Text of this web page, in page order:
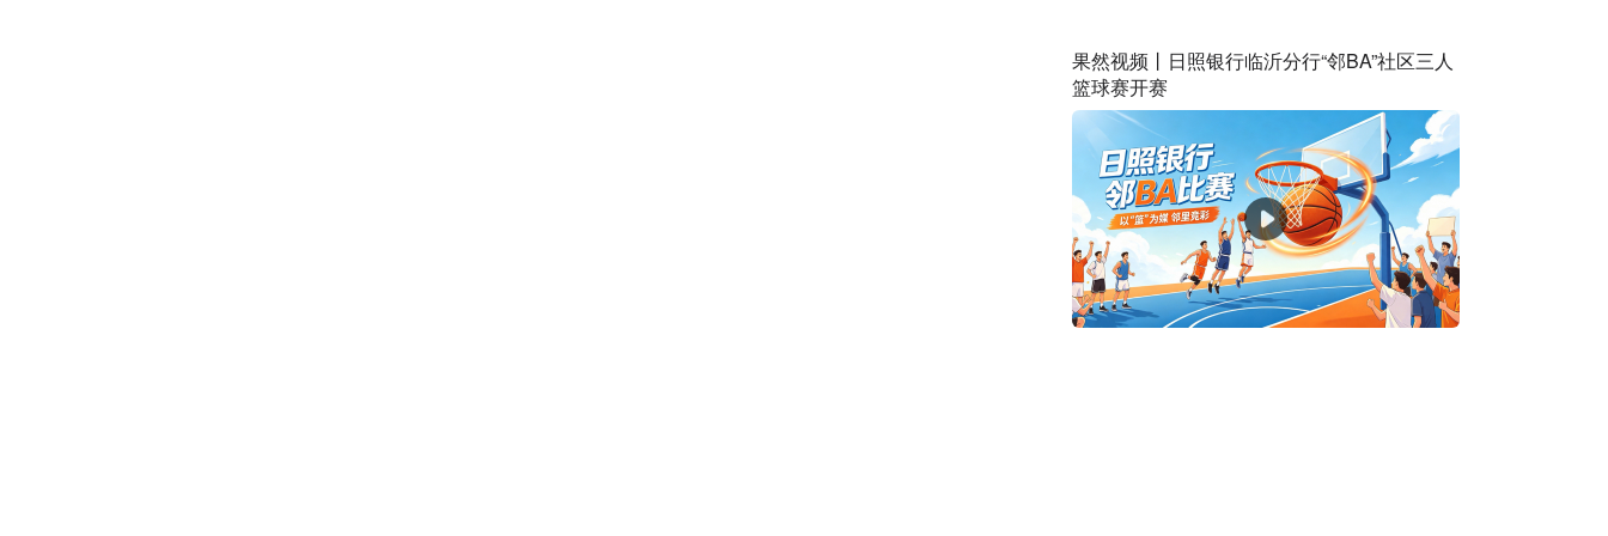
果然视频丨日照银行临沂分行“邻BA”社区三人
篮球赛开赛